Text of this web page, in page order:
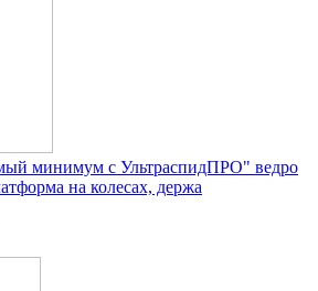
минимум с УльтраспидПРО" ведро
на колесах, держа